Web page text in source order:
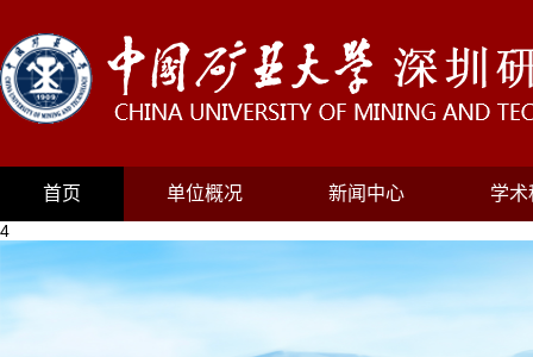
首页 单位概况 新闻中心 学术
4